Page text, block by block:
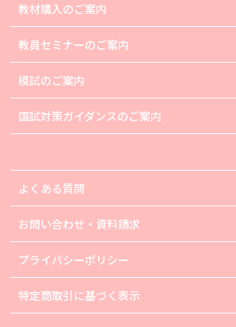
教材購入のご案内
教員セミナーのご案内
模試のご案内
国試対策ガイダンスのご案内
よくある質問
お問い合わせ・資料請求
プライバシーポリシー
特定商取引に基づく表示